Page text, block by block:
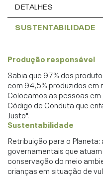
DETALHES
SUSTENTABILIDADE
Produção responsável
Sabia que 97% dos
com 94,5% produzidos
Colocamos as pessoas
Código de Conduta que
Justo".
Sustentabilidade
Retribuição para o
governamentais que
conservação do meio
crianças em situação de